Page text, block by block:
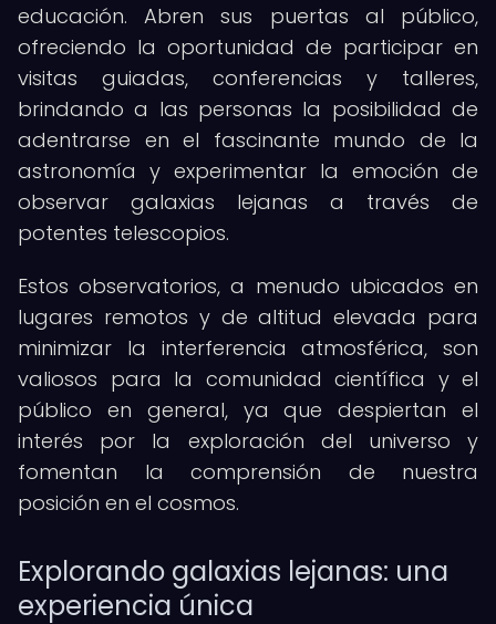
educación. Abren sus puertas al público,
ofreciendo la oportunidad de participar en
visitas guiadas, conferencias y talleres,
brindando a las personas la posibilidad de
adentrarse en el fascinante mundo de la
astronomía y experimentar la emoción de
observar galaxias lejanas a través de
potentes telescopios.
Estos observatorios, a menudo ubicados en
lugares remotos y de altitud elevada para
minimizar la interferencia atmosférica, son
valiosos para la comunidad científica y el
público en general, ya que despiertan el
interés por la exploración del universo y
fomentan la comprensión de nuestra
posición en el cosmos.
Explorando galaxias lejanas: una
experiencia única